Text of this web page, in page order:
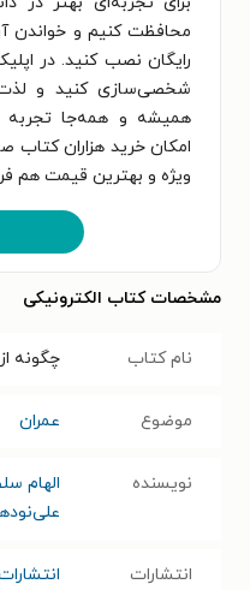
محافظت کنیم و خواندن
رایگان نصب کنید. در
شخصی‌سازی کنید و
همیشه و همه‌جا تجربه
امکان خرید هزاران کتاب
ویژه و بهترین قیمت هم
مشخصات کتاب الکترونیکی
نام کتاب چگونه
موضوع عمران
نویسنده الهام
انتشارات